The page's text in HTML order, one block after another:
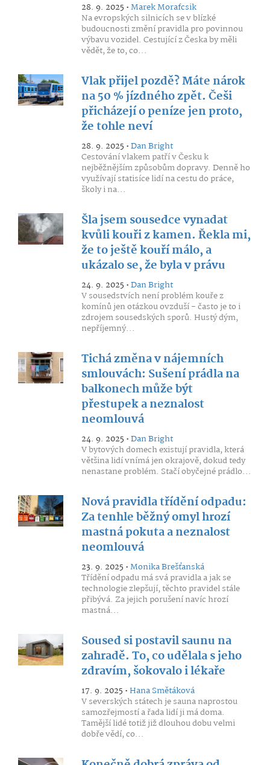
28. 9. 2025 •Marek Morafcsik
Na evropských silnicích se v blízké
budoucnosti změní pravidla pro povinnou
výbavu vozidel. Cestující z Česka by měli
vědět, že to, co...
Vlak přijel pozdě? Máte nárok
na 50 % jízdného zpět. Češi
přicházejí o peníze jen proto,
že tohle neví
28. 9. 2025 •Dan Bright
Cestování vlakem patří v Česku k
nejběžnějším způsobům dopravy. Denně ho
využívají statisíce lidí na cestu do práce,
školy i na...
Šla jsem sousedce vynadat
kvůli kouři z kamen. Řekla mi,
že to ještě kouří málo, a
ukázalo se, že byla v právu
24. 9. 2025 •Dan Bright
V sousedstvích není problém kouře z
komínů jen otázkou ovzduší - často je to i
zdrojem sousedských sporů. Hustý dým,
nepříjemný...
Tichá změna v nájemních
smlouvách: Sušení prádla na
balkonech může být
přestupek a neznalost
neomlouvá
24. 9. 2025 •Dan Bright
V bytových domech existují pravidla, která
většina lidí vnímá jen okrajově, dokud tedy
nenastane problém. Stačí obyčejné prádlo...
Nová pravidla třídění odpadu:
Za tenhle běžný omyl hrozí
mastná pokuta a neznalost
neomlouvá
23. 9. 2025 •Monika Brešťanská
Třídění odpadu má svá pravidla a jak se
technologie zlepšují, těchto pravidel stále
přibývá. Za jejich porušení navíc hrozí
mastná...
Soused si postavil saunu na
zahradě. To, co udělala s jeho
zdravím, šokovalo i lékaře
17. 9. 2025 •Hana Smětáková
V severských státech je sauna naprostou
samozřejmostí a řada lidí ji má doma.
Tamější lidé totiž již dlouhou dobu velmi
dobře vědí, co...